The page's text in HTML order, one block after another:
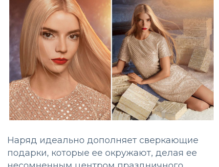
Наряд идеально дополняет сверкающие
подарки, которые ее окружают, делая ее